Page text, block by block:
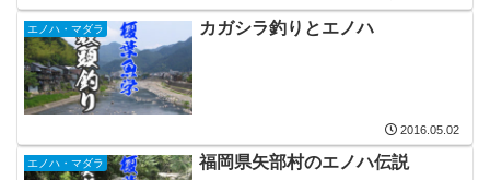
エノハ・マダラ カガシラ釣りとエノハ
2016.05.02
エノハ・マダラ 福岡県矢部村のエノハ伝説